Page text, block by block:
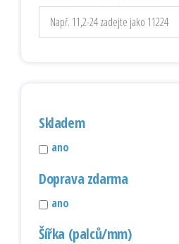
Skladem
ano
Doprava zdarma
ano
Šířka (palců/mm)